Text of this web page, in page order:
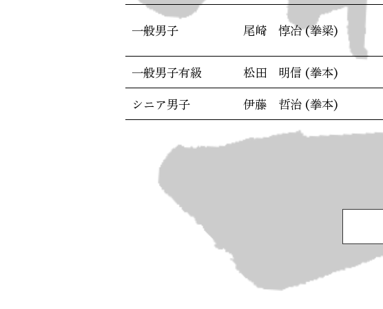
一般男子 尾崎 惇冶 (拳梁)
一般男子有級
松田 明信 (拳本)
シニア男子
伊藤 哲治 (拳本)